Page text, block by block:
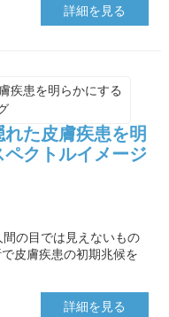
詳細を見る
た皮膚疾患を明
クトルイメージ
の目では見えないもの
皮膚疾患の初期兆候を
詳細を見る